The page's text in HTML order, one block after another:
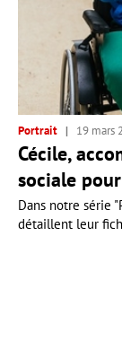
Portrait 19 mars
Cécile,
sociale
Dans notre série
détaillent leur